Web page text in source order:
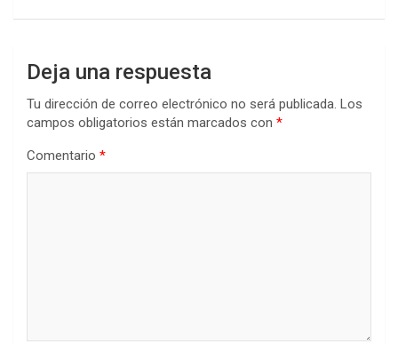
Deja una respuesta
Tu dirección de correo electrónico no será publicada. Los
campos obligatorios están marcados con *
Comentario *